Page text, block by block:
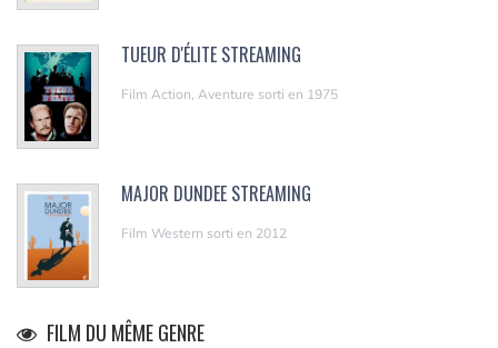
TUEUR D'ÉLITE STREAMING
Film Action, Aventure sorti en 1975
MAJOR DUNDEE STREAMING
Film Western sorti en 2012
FILM DU MÊME GENRE